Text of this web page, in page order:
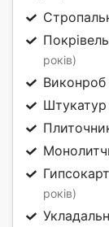
років)
Виконроб
Штукатур
років)